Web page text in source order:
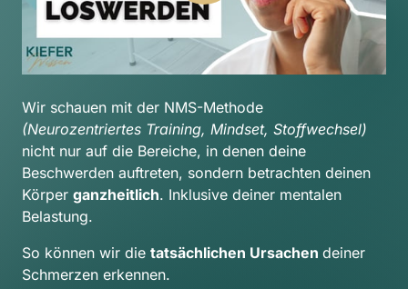
nicht nur auf die Bereiche, in denen deine
Beschwerden auftreten, sondern betrachten deinen
Körper ganzheitlich. Inklusive deiner mentalen
Belastung.
So können wir die tatsächlichen Ursachen deiner
Schmerzen erkennen.